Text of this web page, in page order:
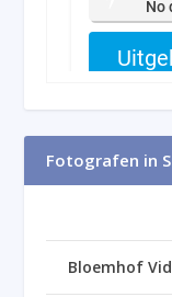
Fotografen in
Bloemhof